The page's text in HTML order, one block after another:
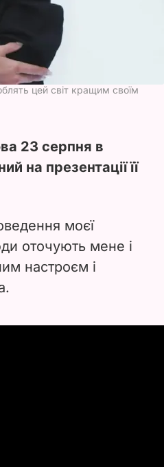
цей світ кращим своїм
23 серпня в
на презентації її
моєї
оточують мене і
настроєм і